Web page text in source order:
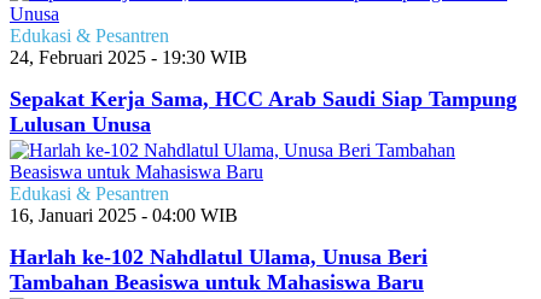
Edukasi & Pesantren
24, Februari 2025 - 19:30 WIB
Sepakat Kerja Sama, HCC Arab Saudi Siap Tampung
Lulusan Unusa
Edukasi & Pesantren
16, Januari 2025 - 04:00 WIB
Harlah ke-102 Nahdlatul Ulama, Unusa Beri
Tambahan Beasiswa untuk Mahasiswa Baru